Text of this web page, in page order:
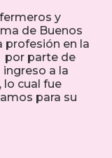
y
de Buenos
profesión en la
por parte de
a la
lo cual fue
para su